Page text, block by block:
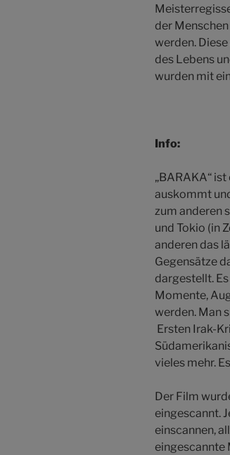
der
werden.
des Lebens
wurden mit
Info:
„BARAKA“
auskommt
zum anderen
und Tokio (in
anderen das
Gegensätze
dargestellt.
Momente,
werden. Man
Ersten Irak-
vieles mehr.
Der Film
eingescannt.
einscannen,
eingescannte